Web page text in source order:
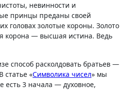
невинности и
принцы преданы своей
головах золотые короны. Золото
корона — высшая истина. Ведь
способ расколдовать братьев —
статье «Символика чисел» мы
есть 3 начала — духовное,